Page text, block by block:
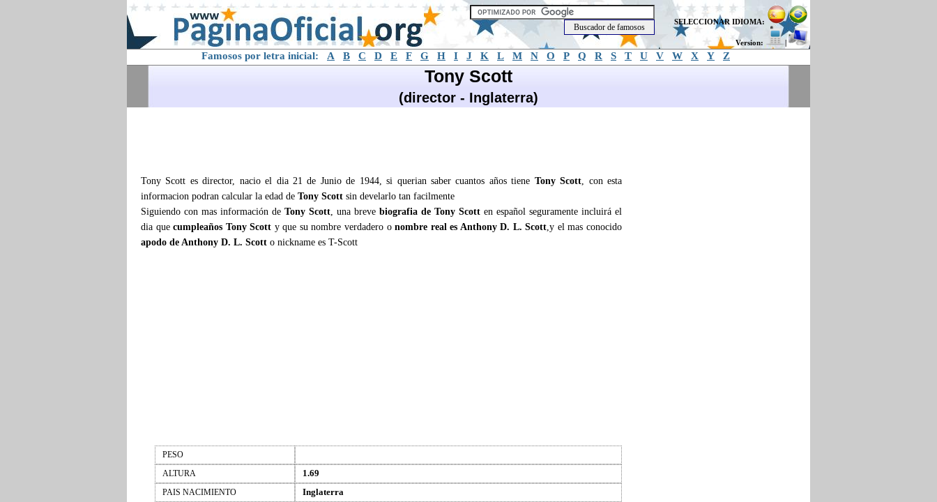
SELECCIONAR IDIOMA:
Version: |
Famosos por letra inicial: A B C D E F G H I J K L M N O P Q R S T U V W X Y Z
Tony Scott
(director - Inglaterra)
Tony Scott es director, nacio el dia 21 de Junio de 1944, si querian saber cuantos años tiene Tony Scott, con esta
informacion podran calcular la edad de Tony Scott sin develarlo tan facilmente
Siguiendo con mas información de Tony Scott, una breve biografia de Tony Scott en español seguramente incluirá el
dia quecumpleaños Tony Scott y que su nombre verdadero onombre real es Anthony D. L. Scott,y el mas conocido
apodo de Anthony D. L. Scott o nickname es T-Scott
PESO
ALTURA
1.69
PAIS NACIMIENTO Inglaterra